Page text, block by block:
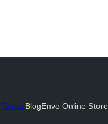
TemasBlogEnvo Online Store